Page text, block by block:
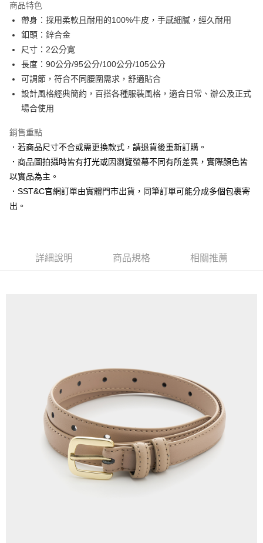
合作金庫商業銀行
華南商業銀行
彰化商業銀行
上海商業儲蓄銀行
國泰世華商業銀行
臺灣中小企業銀行
台中商業銀行
匯豐（台灣）商業銀行
華泰商業銀行
聯邦商業銀行
遠東國際商業銀行
元大商業銀行
永豐商業銀行
玉山商業銀行
台灣樂天信用卡公司
6 期 0 利率 每期
華南商業銀行
上海商業儲蓄銀行
國泰世華商業銀行
兆豐國際商業銀行
臺灣中小企業銀行
台中商業銀行
匯豐（台灣）商業銀行
華泰商業銀行
聯邦商業銀行
元大商業銀行
玉山商業銀行
台灣樂天信用卡公司
LINE Pay
Apple Pay
街口支付
悠遊付
新竹物流宅配
每筆NT$120，滿NT$3,000(含以上)免運費
LINEX 宇迅國際 查看運費
商品特色
帶身：採用柔軟且耐用的100%牛皮，手感細膩，經久耐用
釦頭：鋅合金
尺寸：2公分寬
長度：90公分/95公分/100公分/105公分
可調節，符合不同腰圍需求，舒適貼合
設計風格經典簡約，百搭各種服裝風格，適合日常、辦公及正式
場合使用
銷售重點
．若商品尺寸不合或需更換款式，請退貨後重新訂購。
．商品圖拍攝時皆有打光或因瀏覽螢幕不同有所差異，實際顏色皆
以實品為主。
．SST&C官網訂單由實體門市出貨，同筆訂單可能分成多個包裹寄
出。
詳細說明 商品規格 相關推薦